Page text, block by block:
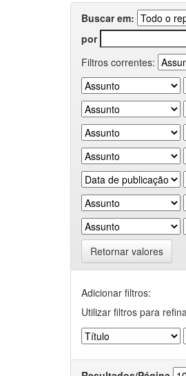
Buscar em:
por
Filtros correntes:
Retornar valores
Adicionar filtros:
Utilizar filtros para